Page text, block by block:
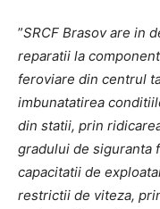
”SRCF Brasov are in
reparatii la
feroviare din centrul
imbunatatirea
din statii, prin
gradului de siguranta
capacitatii de
restrictii de viteza,